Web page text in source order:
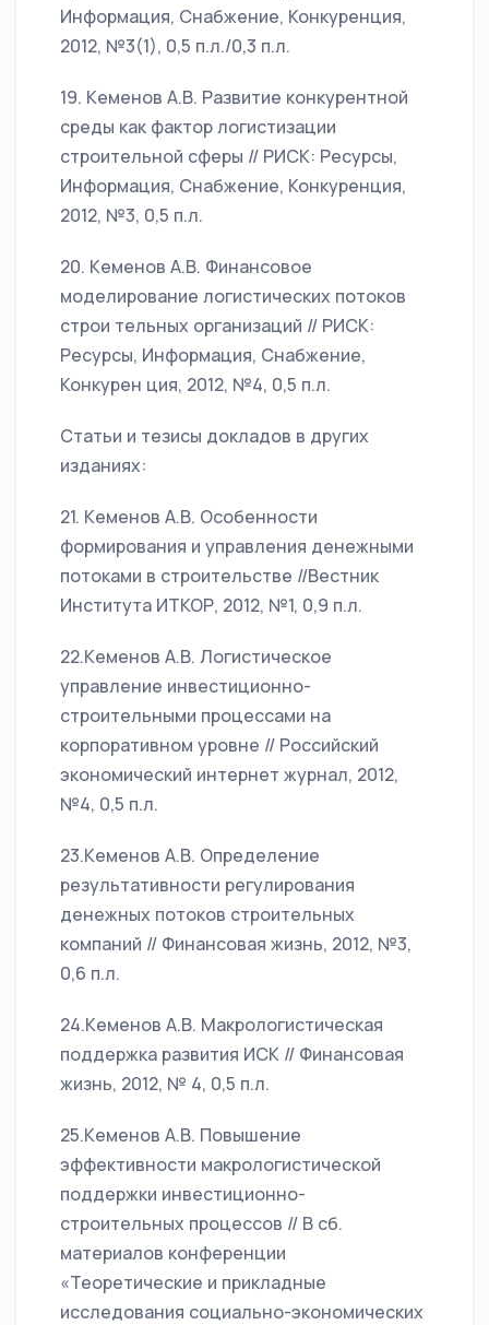
Информация, Снабжение, Конкуренция,
2012, №3(1), 0,5 п.л./0,3 п.л.
19. Кеменов А.В. Развитие конкурентной
среды как фактор логистизации
строительной сферы // РИСК: Ресурсы,
Информация, Снабжение, Конкуренция,
2012, №3, 0,5 п.л.
20. Кеменов А.В. Финансовое
моделирование логистических потоков
строи тельных организаций // РИСК:
Ресурсы, Информация, Снабжение,
Конкурен ция, 2012, №4, 0,5 п.л.
Статьи и тезисы докладов в других
изданиях:
21. Кеменов А.В. Особенности
формирования и управления денежными
потоками в строительстве //Вестник
Института ИТКОР, 2012, №1, 0,9 п.л.
22.Кеменов А.В. Логистическое
управление инвестиционно-
строительными процессами на
корпоративном уровне // Российский
экономический интернет журнал, 2012,
№4, 0,5 п.л.
23.Кеменов А.В. Определение
результативности регулирования
денежных потоков строительных
компаний // Финансовая жизнь, 2012, №3,
0,6 п.л.
24.Кеменов А.В. Макрологистическая
поддержка развития ИСК // Финансовая
жизнь, 2012, № 4, 0,5 п.л.
25.Кеменов А.В. Повышение
эффективности макрологистической
поддержки инвестиционно-
строительных процессов // В сб.
материалов конференции
«Теоретические и прикладные
исследования социально-экономических